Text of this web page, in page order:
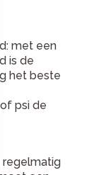
met een
is de
het beste
psi de
regelmatig